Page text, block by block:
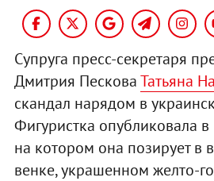
Супруга пресс-секретаря
Дмитрия ПесковаТатьяна
скандал нарядом в
Фигуристка опубликовала
на котором она позирует в
венке, украшенном желто-